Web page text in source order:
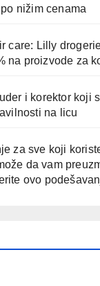
nižim cenama
care: Lilly
na proizvode za
i korektor koji
na licu
za sve koji
da vam
ovo